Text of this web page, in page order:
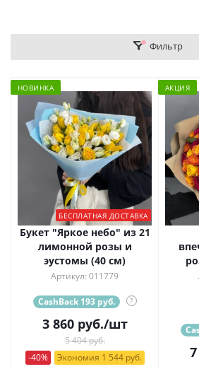
Фильтр
НОВИНКА
БЕСПЛАТНАЯ ДОСТАВКА
Букет "Яркое небо" из 21
лимонной розы и
эустомы (40 см)
Артикул: 011779
CashBack 193 руб. ?
3 860руб./шт
5 404 руб.
-40%
Экономия 1 544 руб.
АКЦИЯ